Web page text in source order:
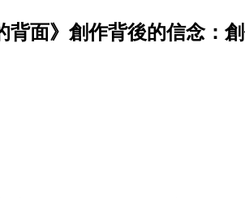
背面》創作背後的信念：